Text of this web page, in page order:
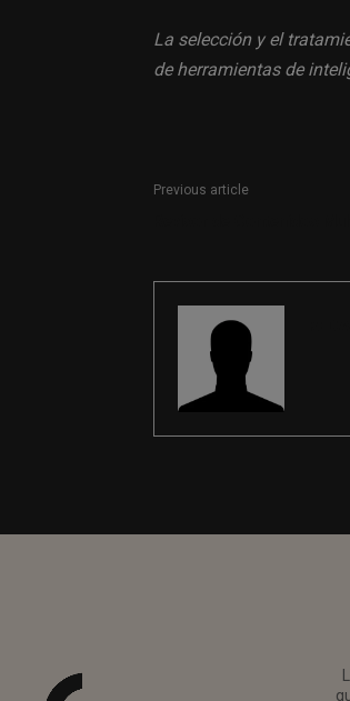
La selección y el
de herramientas de
Previous article